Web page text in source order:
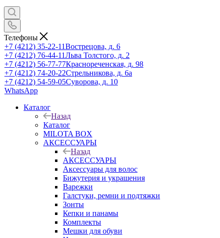
Телефоны
+7 (4212) 35-22-11Вострецова, д. 6
+7 (4212) 76-44-11Льва Толстого, д. 2
+7 (4212) 56-77-77Краснореченская, д. 98
+7 (4212) 74-20-22Стрельникова, д. 6а
+7 (4212) 54-59-05Суворова, д. 10
WhatsApp
Каталог
Назад
Каталог
MILOTA BOX
АКСЕССУАРЫ
Назад
АКСЕССУАРЫ
Аксессуары для волос
Бижутерия и украшения
Варежки
Галстуки, ремни и подтяжки
Зонты
Кепки и панамы
Комплекты
Мешки для обуви